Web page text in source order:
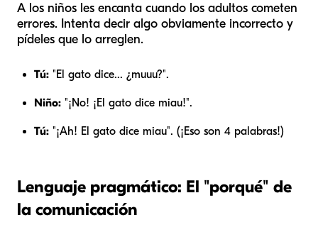
A los niños les encanta cuando los adultos cometen
errores. Intenta decir algo obviamente incorrecto y
pídeles que lo arreglen.
Tú: "El gato dice... ¿muuu?".
Niño: "¡No! ¡El gato dice miau!".
Tú: "¡Ah! El gato dice miau". (¡Eso son 4 palabras!)
Lenguaje pragmático: El "porqué" de
la comunicación